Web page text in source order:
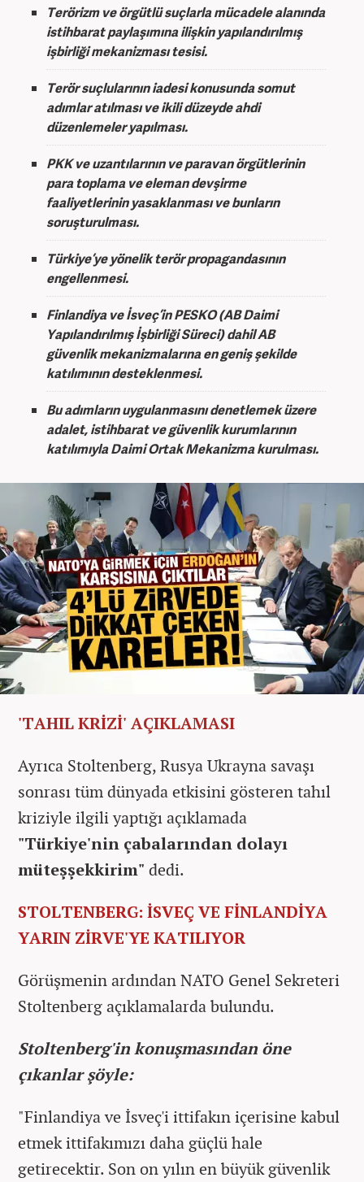
Terörizm ve örgütlü suçlarla mücadele alanında
istihbarat paylaşımına ilişkin yapılandırılmış
işbirliği mekanizması tesisi.
Terör suçlularının iadesi konusunda somut
adımlar atılması ve ikili düzeyde ahdi
düzenlemeler yapılması.
PKK ve uzantılarının ve paravan örgütlerinin
para toplama ve eleman devşirme
faaliyetlerinin yasaklanması ve bunların
soruşturulması.
Türkiye’ye yönelik terör propagandasının
engellenmesi.
Finlandiya ve İsveç’in PESKO (AB Daimi
Yapılandırılmış İşbirliği Süreci) dahil AB
güvenlik mekanizmalarına en geniş şekilde
katılımının desteklenmesi.
Bu adımların uygulanmasını denetlemek üzere
adalet, istihbarat ve güvenlik kurumlarının
katılımıyla Daimi Ortak Mekanizma kurulması.
'TAHIL KRİZİ' AÇIKLAMASI
Ayrıca Stoltenberg, Rusya Ukrayna savaşı
sonrası tüm dünyada etkisini gösteren tahıl
kriziyle ilgili yaptığı açıklamada
"Türkiye'nin çabalarından dolayı
müteşşekkirim" dedi.
STOLTENBERG: İSVEÇ VE FİNLANDİYA
YARIN ZİRVE'YE KATILIYOR
Görüşmenin ardından NATO Genel Sekreteri
Stoltenberg açıklamalarda bulundu.
Stoltenberg'in konuşmasından öne
çıkanlar şöyle:
"Finlandiya ve İsveç'i ittifakın içerisine kabul
etmek ittifakımızı daha güçlü hale
getirecektir. Son on yılın en büyük güvenlik